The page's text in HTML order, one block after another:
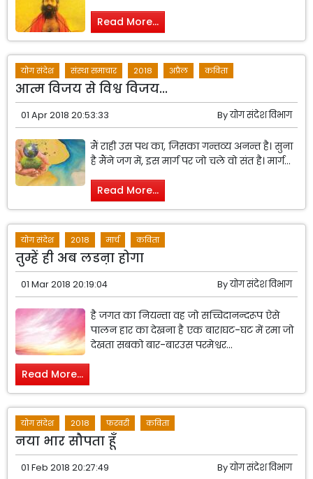
Read More...
योग संदेश संस्था समाचार 2018 अप्रैल कविता
आत्म विजय से विश्व विजय...
01 Apr 2018 20:53:33 Byयोग संदेश विभाग
मैं राही उस पथ का, जिसका गन्तव्य अनन्त है। सुना
है मैंने जग में, इस मार्ग पर जो चले वो संत है। मार्ग...
Read More...
योग संदेश 2018 मार्च कविता
तुम्हें ही अब लडऩा होगा
01 Mar 2018 20:19:04 Byयोग संदेश विभाग
है जगत का नियन्ता वह जो सच्चिदानन्दरूप ऐसे
पालन हार का देखना है एक बार।घट-घट में रमा जो
देखता सबको बार-बारउस परमेश्वर...
Read More...
योग संदेश 2018 फरवरी कविता
नया भार सौपता हूँ
01 Feb 2018 20:27:49 Byयोग संदेश विभाग